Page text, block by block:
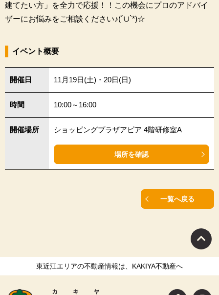
建てたい方」を全力で応援！！この機会にプロのアドバイ
ザーにお悩みをご相談ください♪(´∪`*)☆
イベント概要
開催日 11月19日(土)・20日(日)
時間 10:00～16:00
開催場所 ショッピングプラザアピア 4階研修室A
場所を確認
一覧へ戻る
東近江エリアの不動産情報は、KAKIYA不動産へ